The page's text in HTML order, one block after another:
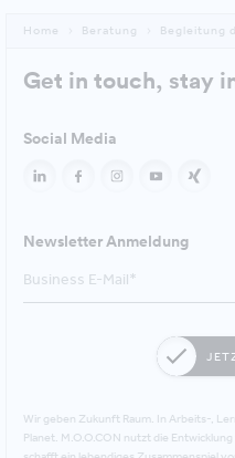
Home Beratung Begleitung
Get in touch, stay
Social Media
Newsletter Anmeldung
Wir geben Zukunft Raum. In Arbeits-,
Planet. M.O.O.CON nutzt die